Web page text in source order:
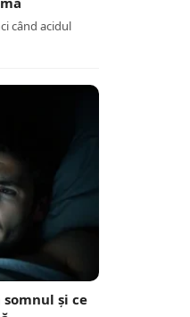
când acidul
și ce